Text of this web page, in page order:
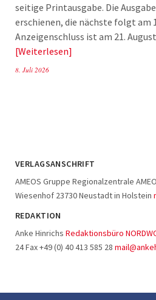
seitige Printausgabe. Die
erschienen, die nächste folgt am
Anzeigenschluss ist am 21.
Weiterlesen
8. Juli 2026
VERLAGSANSCHRIFT
AMEOS Gruppe Regionalzentrale
Wiesenhof 23730 Neustadt in Holstein
REDAKTION
Anke Hinrichs Redaktionsbüro
24 Fax +49 (0) 40 413 585 28